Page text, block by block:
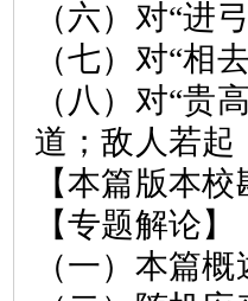
（六）对“进
（七）对“相
（八）对“贵
道；敌人若起
【本篇版本校
【专题解论】
（一）本篇概